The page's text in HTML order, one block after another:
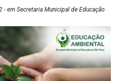
em Secretaria Municipal de Educação